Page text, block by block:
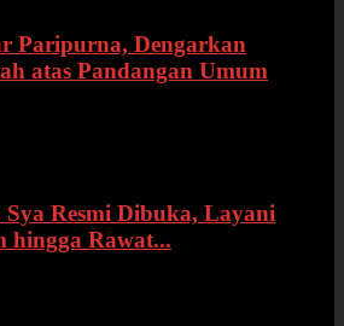
Paripurna, Dengarkan
atas Pandangan Umum
Resmi Dibuka, Layani
hingga Rawat...